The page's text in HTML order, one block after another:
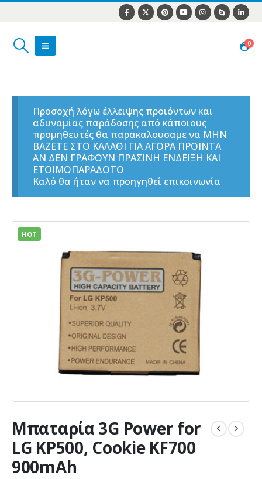
0
Προσοχή λόγω έλλειψης προϊόντων και
αδυναμίας παράδοσης από κάποιους
προμηθευτές θα παρακαλουσαμε να ΜΗΝ
ΒΑΖΕΤΕ ΣΤΟ ΚΑΛΑΘΙ ΓΙΑ ΑΓΟΡΑ ΠΡΟΙΝΤΑ
ΑΝ ΔΕΝ ΓΡΑΦΟΥΝ ΠΡΑΣΙΝΗ ΕΝΔΕΙΞΗ ΚΑΙ
ΕΤΟΙΜΟΠΑΡΑΔΟΤΟ
Καλό θα ήταν να προηγηθεί επικοινωνία
HOT
Μπαταρία 3G Power for
LG KP500, Cookie KF700
900mAh